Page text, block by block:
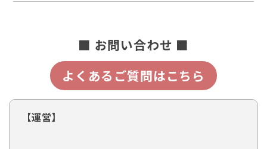
■ お問い合わせ ■
よくあるご質問はこちら
【運営】